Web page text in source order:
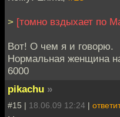
> [томно вздыхает по
Вот! О чем я и говорю.
Нормальная женщина
6000
pikachu »
#15 | 18.06.09 12:24 |